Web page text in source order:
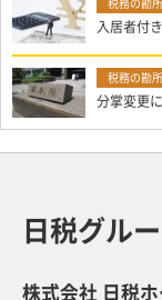
入居者付
分掌変更
日税グル
株式会社 日税